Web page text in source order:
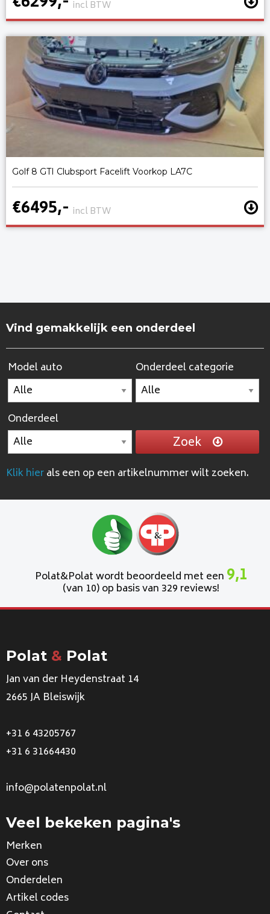
incl BTW
Golf 8 GTI Clubsport Facelift Voorkop LA7C
€6495,- incl BTW
Vind gemakkelijk een onderdeel
Model auto Onderdeel categorie
Onderdeel
Zoek
Klik hierals een op een artikelnummer wilt zoeken.
Polat&Polat wordt beoordeeld met een 9,1
(van 10) op basis van 329 reviews!
Polat & Polat
Jan van der Heydenstraat 14
2665 JA Bleiswijk
+31 6 43205767
+31 6 31664430
info@polatenpolat.nl
Veel bekeken pagina's
Merken
Over ons
Onderdelen
Artikel codes